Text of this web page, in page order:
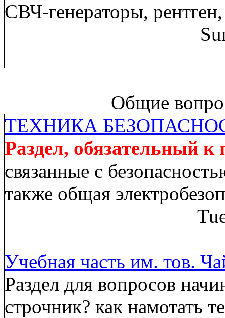
СВЧ-генераторы,
Общие
ТЕХНИКА
Раздел, обязательный к
связанные с
также общая
Учебная часть им. тов.
Раздел для вопросов
строчник? как намотать